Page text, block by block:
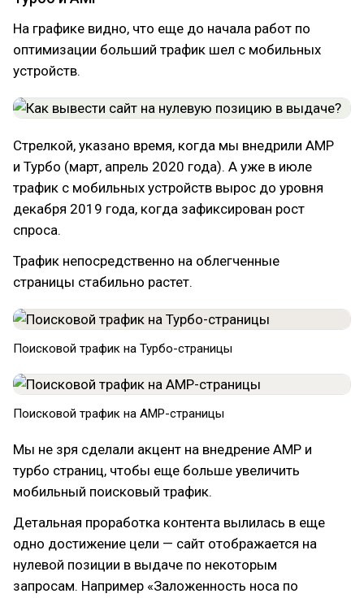
На графике видно, что еще до начала работ по
оптимизации больший трафик шел с мобильных
устройств.
Стрелкой, указано время, когда мы внедрили AMP
и Турбо (март, апрель 2020 года). А уже в июле
трафик с мобильных устройств вырос до уровня
декабря 2019 года, когда зафиксирован рост
спроса.
Трафик непосредственно на облегченные
страницы стабильно растет.
Поисковой трафик на Турбо-страницы
Поисковой трафик на АМР-страницы
Мы не зря сделали акцент на внедрение AMP и
турбо страниц, чтобы еще больше увеличить
мобильный поисковый трафик.
Детальная проработка контента вылилась в еще
одно достижение цели — сайт отображается на
нулевой позиции в выдаче по некоторым
запросам. Например «Заложенность носа по